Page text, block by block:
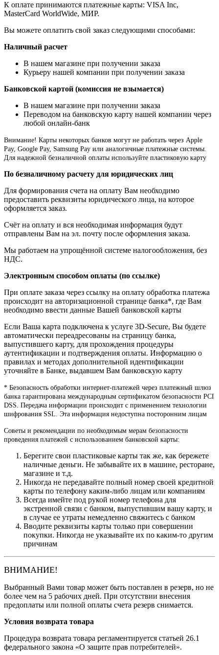
К оплате принимаются платежные карты: VISA Inc,
MasterCard WorldWide, МИР.
Вы можете оплатить свой заказ следующими способами:
Наличный расчет
В нашем магазине при получении заказа
Курьеру нашей компании при получении заказа
Банковской картой (комиссия не взымается)
В нашем магазине при получении заказа
Переводом на банковскую карту нашей компании через
любой онлайн-банк
Внимание! Карты некоторых банков могут не работать через Apple
Pay, Google Pay, Samsung Pay или аналогичные платежные системы.
Для надежной безналичной оплаты используйте пластиковую карту
По безналичному расчету для юридических лиц
Для формирования счета на оплату Вам необходимо
предоставить реквизиты юридического лица, на которое
оформляется заказ.
Счёт на оплату и вся необходимая информация будут
отправлены Вам на эл. почту после оформления заказа.
Мы работаем на упрощённой системе налогообложения, без
НДС.
Электронным способом оплаты (по ссылке)
При оплате заказа через ссылку на оплату обработка платежа
происходит на авторизационной странице банка*, где Вам
необходимо ввести данные Вашей банковской карты
Если Ваша карта подключена к услуге 3D-Secure, Вы будете
автоматически переадресованы на страницу банка,
выпустившего карту, для прохождения процедуры
аутентификации и подтверждения оплаты. Информацию о
правилах и методах дополнительной идентификации
уточняйте в Банке, выдавшем Вам банковскую карту
* Безопасность обработки интернет-платежей через платежный шлюз
банка гарантирована международным сертификатом безопасности PCI
DSS. Передача информации происходит с применением технологии
шифрования SSL. Эта информация недоступна посторонним лицам
Советы и рекомендации по необходимым мерам безопасности
проведения платежей с использованием банковской карты:
Берегите свои пластиковые карты так же, как бережете
наличные деньги. Не забывайте их в машине, ресторане,
магазине и т.д.
Никогда не передавайте полный номер своей кредитной
карты по телефону каким-либо лицам или компаниям
Всегда имейте под рукой номер телефона для
экстренной связи с банком, выпустившим вашу карту, и
в случае ее утраты немедленно свяжитесь с банком
Вводите реквизиты карты только при совершении
покупки. Никогда не указывайте их по каким-то другим
причинам
ВНИМАНИЕ!
Выбранный Вами товар может быть поставлен в резерв, но не
более чем на 5 рабочих дней. При отсутствии внесения
предоплаты или полной оплаты счета резерв снимается.
Условия возврата товара
Процедура возврата товара регламентируется статьей 26.1
федерального закона «О защите прав потребителей».